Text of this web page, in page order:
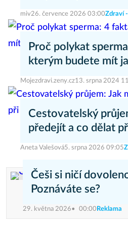
miv26. července 2026 03:00Zdraví
Proč polykat
kterým budete mít
Mojezdravi.zeny.cz13. srpna 2024
Cestovatelský
předejít a co dělat
Aneta Valešová5. srpna 2026 09:05
Češi si ničí
Poznáváte se?
29. května 2026 00:00 Reklama